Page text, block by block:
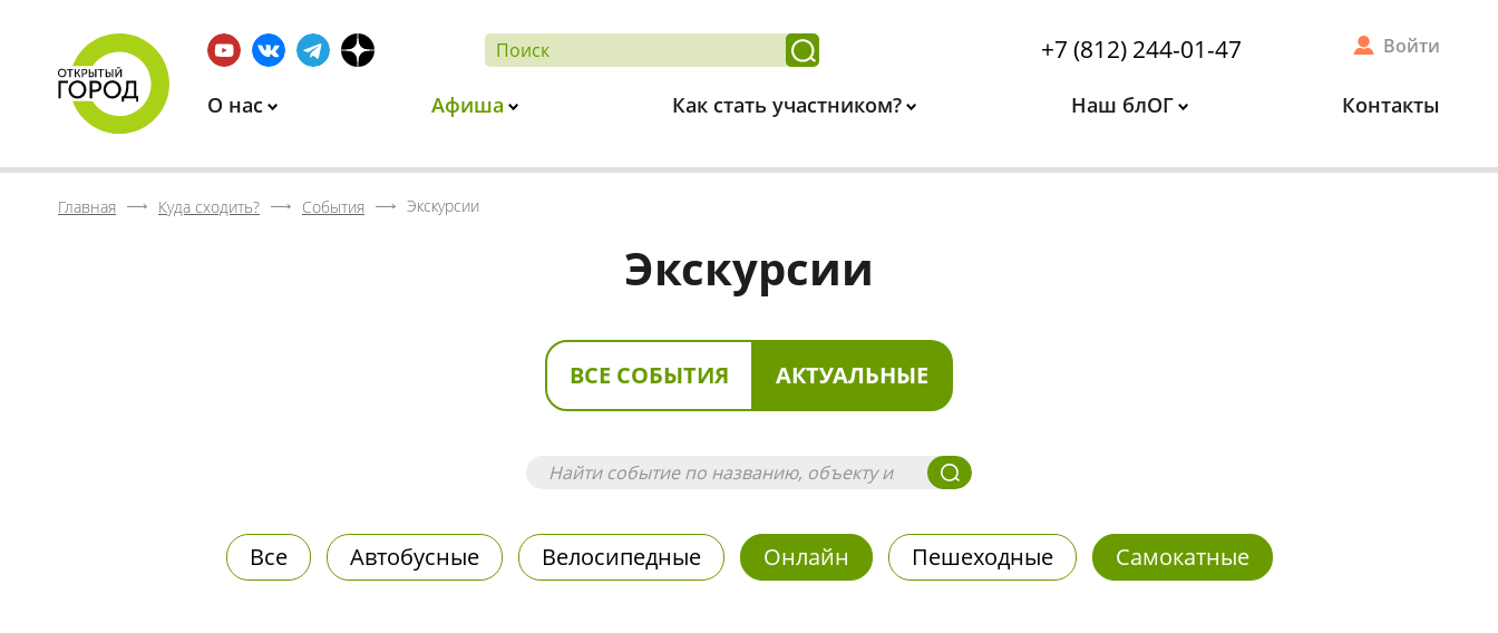
+7 (812) 244-01-47 Войти
О нас Афиша Как стать участником? Наш блОГ Контакты
Главная Куда сходить? События Экскурсии
Экскурсии
ВСЕ СОБЫТИЯ АКТУАЛЬНЫЕ
Все Автобусные Велосипедные Онлайн Пешеходные Самокатные